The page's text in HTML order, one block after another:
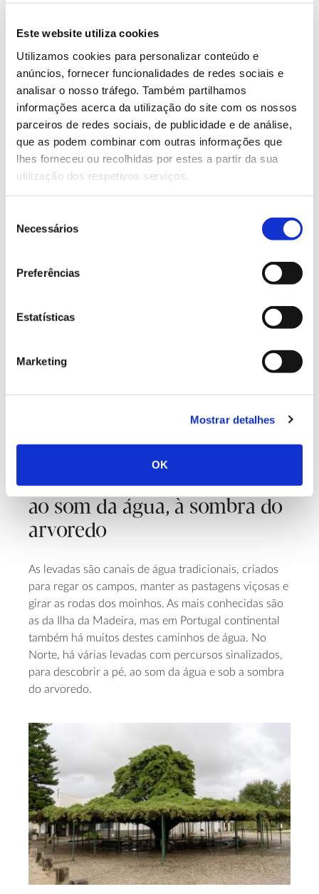
Este website utiliza cookies
Utilizamos cookies para personalizar conteúdo e
anúncios, fornecer funcionalidades de redes sociais e
analisar o nosso tráfego. Também partilhamos
informações acerca da utilização do site com os nossos
parceiros de redes sociais, de publicidade e de análise,
que as podem combinar com outras informações que
lhes forneceu ou recolhidas por estes a partir da sua
utilização dos respetivos serviços.
Necessários
Preferências
Estatísticas
Marketing
Mostrar detalhes
OK
pelos inúmeros exemplares monumentais existentes
TEMAS
ÁRVORES MONUMENTAIS
TURISMO E LAZER
ÁRVORES COM HISTÓRIA
Levadas do norte de Portugal:
ao som da água, à sombra do
arvoredo
As levadas são canais de água tradicionais, criados
para regar os campos, manter as pastagens viçosas e
girar as rodas dos moinhos. As mais conhecidas são
as da Ilha da Madeira, mas em Portugal continental
também há muitos destes caminhos de água. No
Norte, há várias levadas com percursos sinalizados,
para descobrir a pé, ao som da água e sob a sombra
do arvoredo.